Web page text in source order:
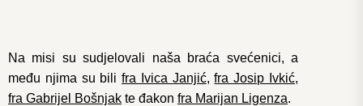
Na misi su sudjelovali naša braća svećenici, a
među njima su bilifra Ivica Janjić,fra Josip Ivkić,
fra Gabrijel Bošnjak te đakon fra Marijan Ligenza.